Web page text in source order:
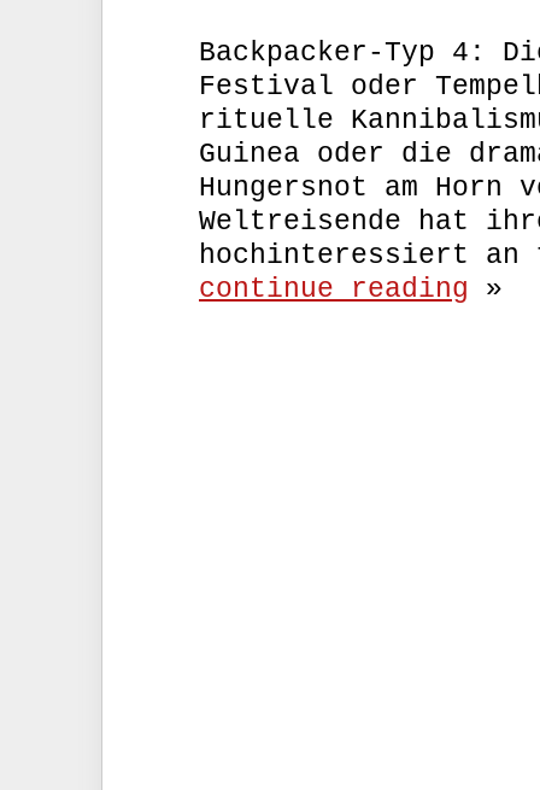
Backpacker-Typ 4:
Festival oder
rituelle
Guinea oder die
Hungersnot am
Weltreisende hat
hochinteressiert an
continue reading »